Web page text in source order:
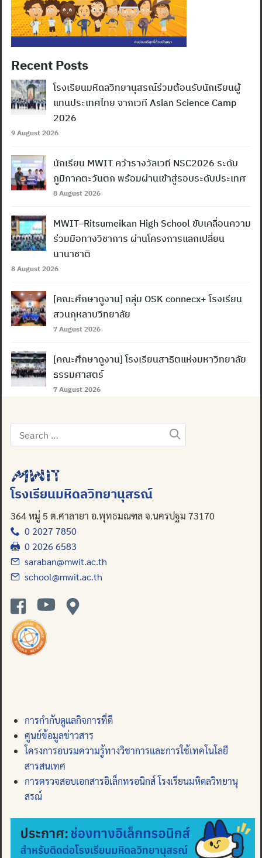
Recent Posts
โรงเรียนมหิดลวิทยานุสรณ์ร่วมต้อนรับนักเรียนผู้
แทนประเทศไทย จากเวที Asian Science Camp
2026
9 August 2026
นักเรียน MWIT คว้ารางวัลเวที NSC2026 ระดับ
ภูมิภาคตะวันตก พร้อมผ่านเข้าสู่รอบระดับประเทศ
8 August 2026
MWIT–Ritsumeikan High School ขับเคลื่อนความ
ร่วมมือทางวิชาการ ผ่านโครงการแลกเปลี่ยน
นานาชาติ
8 August 2026
[คณะศึกษาดูงาน] กลุ่ม OSK connecx+ โรงเรียน
สวนกุหลาบวิทยาลัย
7 August 2026
[คณะศึกษาดูงาน] โรงเรียนสาธิตแห่งมหาวิทยาลัย
ธรรมศาสตร์
7 August 2026
Search
for:
โรงเรียนมหิดลวิทยานุสรณ์
364 หมู่ 5 ต.ศาลายา อ.พุทธมณฑล จ.นครปฐม 73170
0 2027 7850
0 2026 6583
saraban@mwit.ac.th
school@mwit.ac.th
การกำกับดูแลกิจการที่ดี
ศูนย์ข้อมูลข่าวสาร
โครงการอบรมความรู้ทางวิชาการและการใช้เทคโนโลยี
สารสนเทศ
การตรวจสอบเอกสารอิเล็กทรอนิกส์ โรงเรียนมหิดลวิทยานุ
สรณ์